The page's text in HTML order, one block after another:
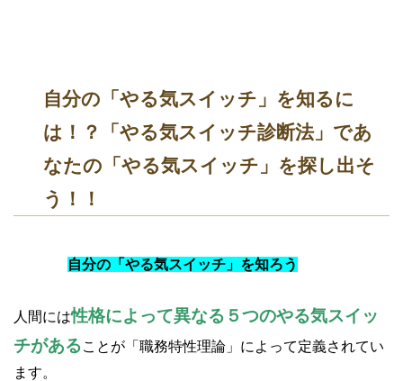
自分の「やる気スイッチ」を知るに
は！？「やる気スイッチ診断法」であ
なたの「やる気スイッチ」を探し出そ
う！！
自分の「やる気スイッチ」を知ろう
人間には性格によって異なる５つのやる気スイッ
チがあることが「職務特性理論」によって定義されてい
ます。